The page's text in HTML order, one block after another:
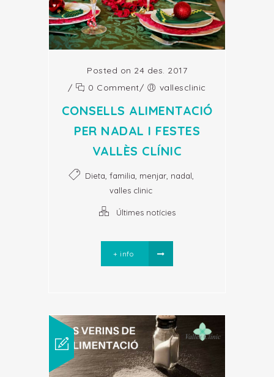
Posted on 24 des. 2017
/
0 Comment/ vallesclinic
CONSELLS ALIMENTACIÓ
PER NADAL I FESTES
VALLÈS CLÍNIC
Dieta, familia, menjar, nadal,
valles clinic
Últimes notícies
+ info